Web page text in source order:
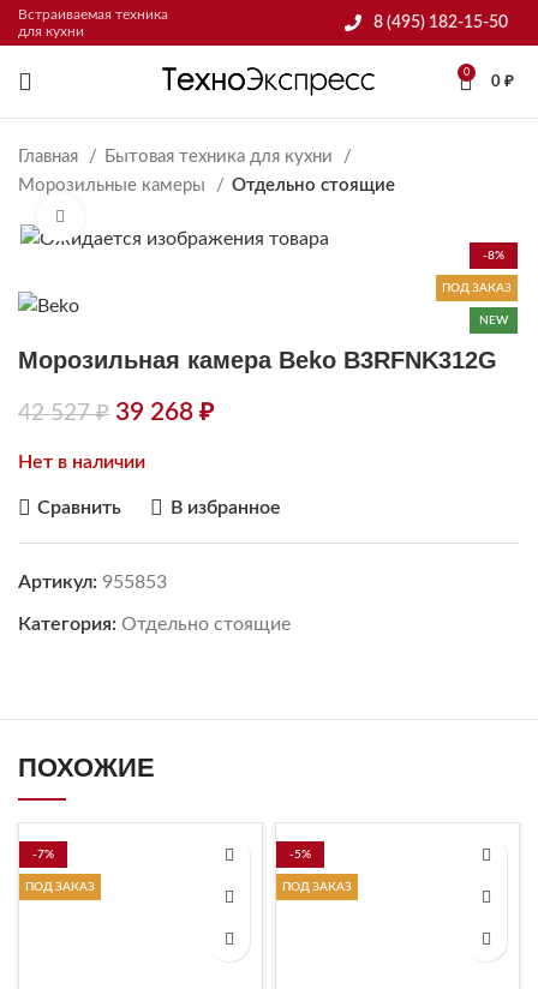
Встраиваемая техника
для кухни
8 (495) 182-15-50
0
0 ₽
Главная
Бытовая техника для кухни
Морозильные камеры
Отдельно стоящие
-8%
ПОД ЗАКАЗ
NEW
Морозильная камера Beko B3RFNK312G
42 527₽ 39 268 ₽
Нет в наличии
Сравнить В избранное
Артикул: 955853
Категория: Отдельно стоящие
ПОХОЖИЕ
-7%
ПОД ЗАКАЗ
-5%
ПОД ЗАКАЗ